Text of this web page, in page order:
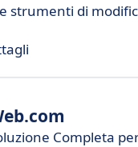
strumenti di
Completa